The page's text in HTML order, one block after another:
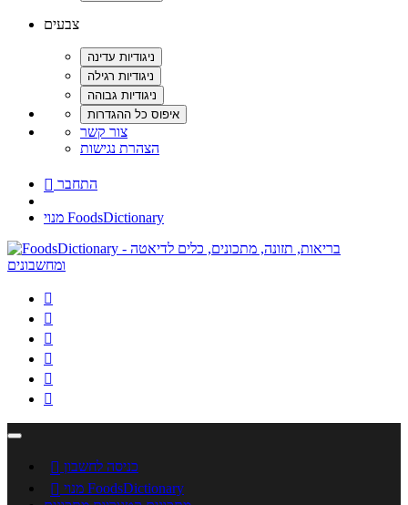
צבעים
צור קשר
הצהרת נגישות
 התחבר
מנוי FoodsDictionary






 כניסה לחשבון

מנוי FoodsDictionary